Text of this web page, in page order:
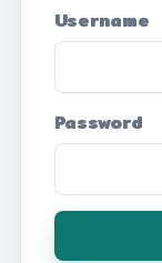
Username
Password